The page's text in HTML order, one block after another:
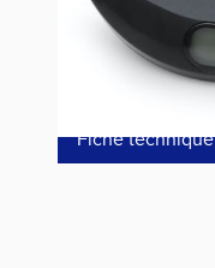
dont éco-p 0,07 €
Fiche technique